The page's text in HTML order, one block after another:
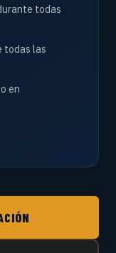
todas
todas las
en